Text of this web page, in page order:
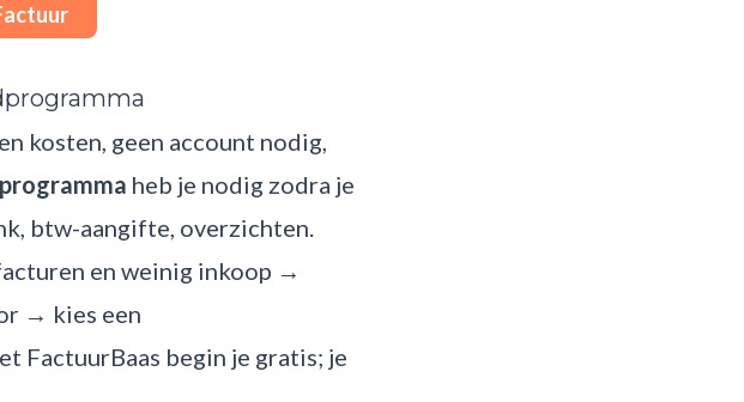
kosten, geen account nodig,
heb je nodig zodra je
btw-aangifte, overzichten.
en weinig inkoop →
→ kies een
FactuurBaas begin je gratis; je